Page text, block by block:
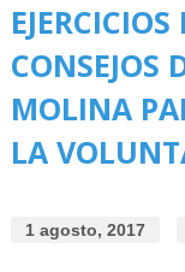
CONSEJOS
MOLINA
LA
1 agosto, 2017